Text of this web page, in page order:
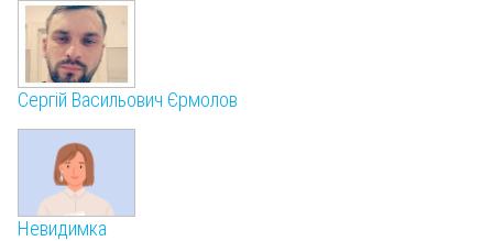
Сергій Васильович Єрмолов
Невидимка